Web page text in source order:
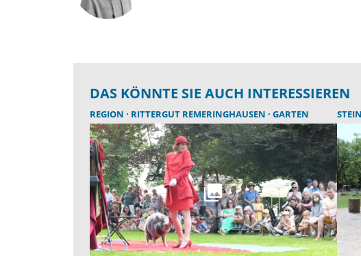
DAS KÖNNTE SIE AUCH INTERESSIEREN
REGION RITTERGUT REMERINGHAUSEN GARTEN